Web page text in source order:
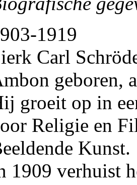
1919
Carl
geboren,
groeit op in
Religie en
Kunst.
1909 verhuist